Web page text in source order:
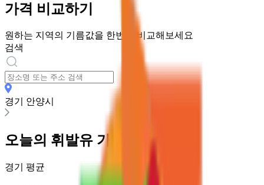
가격 비교하기
원하는 지역의 기름값을 한번에 비교해보세요
검색
경기 안양시
오늘의 휘발유 가격
경기 평균